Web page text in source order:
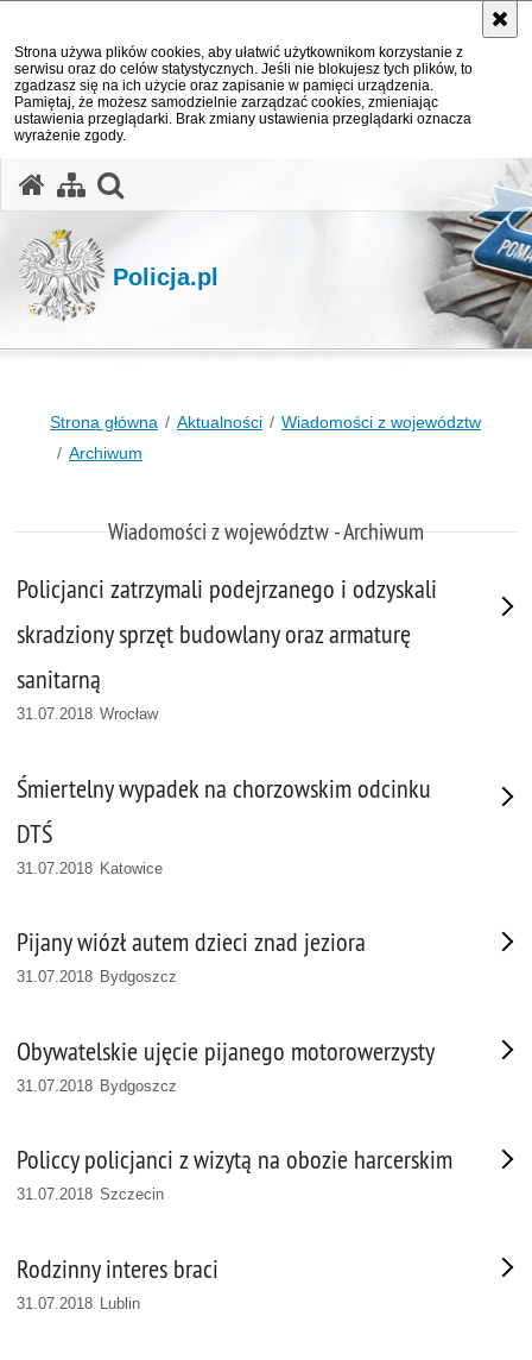
Strona używa plików cookies, aby ułatwić użytkownikom korzystanie z
serwisu oraz do celów statystycznych. Jeśli nie blokujesz tych plików, to
zgadzasz się na ich użycie oraz zapisanie w pamięci urządzenia.
Pamiętaj, że możesz samodzielnie zarządzać cookies, zmieniając
ustawienia przeglądarki. Brak zmiany ustawienia przeglądarki oznacza
wyrażenie zgody.
Policja.pl
Strona główna Aktualności
Wiadomości z województw
Archiwum
Wiadomości z województw - Archiwum
Policjanci zatrzymali podejrzanego i odzyskali
skradziony sprzęt budowlany oraz armaturę
sanitarną
31.07.2018 Wrocław
Śmiertelny wypadek na chorzowskim odcinku
DTŚ
31.07.2018 Katowice
Pijany wiózł autem dzieci znad jeziora
31.07.2018 Bydgoszcz
Obywatelskie ujęcie pijanego motorowerzysty
31.07.2018 Bydgoszcz
Policcy policjanci z wizytą na obozie harcerskim
31.07.2018 Szczecin
Rodzinny interes braci
31.07.2018 Lublin